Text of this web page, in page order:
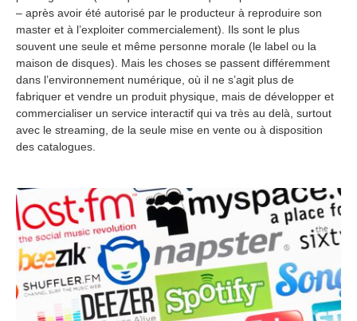
– après avoir été autorisé par le producteur à reproduire son
master et à l’exploiter commercialement). Ils sont le plus
souvent une seule et même personne morale (le label ou la
maison de disques). Mais les choses se passent différemment
dans l’environnement numérique, où il ne s’agit plus de
fabriquer et vendre un produit physique, mais de développer et
commercialiser un service interactif qui va très au delà, surtout
avec le streaming, de la seule mise en vente ou à disposition
des catalogues.